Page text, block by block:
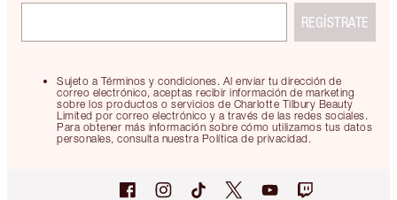
Sujeto a Términos y condiciones. Al enviar tu dirección de
correo electrónico, aceptas recibir información de marketing
sobre los productos o servicios de Charlotte Tilbury Beauty
Limited por correo electrónico y a través de las redes sociales.
Para obtener más información sobre cómo utilizamos tus datos
personales, consulta nuestra Política de privacidad.
REGÍSTRATE